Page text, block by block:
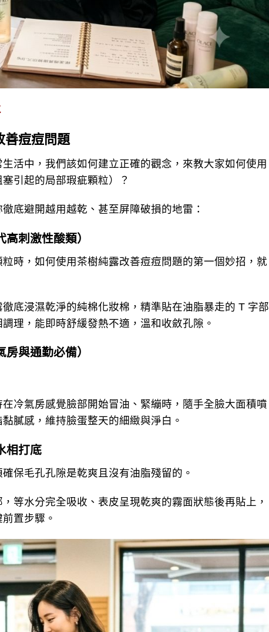
善痘痘問題
中，我們該如何建立正確的觀念，來教大家如何使用
引起的局部瑕疵顆粒）？
避開越用越乾、甚至屏障破損的地雷：
刺激性酸類）
，如何使用茶樹純露改善痘痘問題的第一個妙招，就
浸濕乾淨的純棉化妝棉，精準貼在油脂暴走的 T 字部
理，能即時舒緩發熱不適，溫和收斂孔隙。
與通勤必備）
氣房感覺臉部開始冒油、緊繃時，隨手全臉大面積噴
膩感，維持臉蛋整天的細緻與淨白。
相打底
毛孔孔隙是乾爽且沒有油脂殘留的。
水分完全吸收、表皮呈現乾爽的霧面狀態後再貼上，
置步驟。